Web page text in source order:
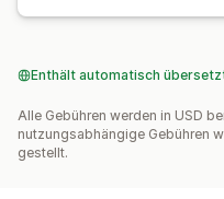
Enthält automatisch
Alle Gebühren werden in USD
nutzungsabhängige Gebühren
gestellt.